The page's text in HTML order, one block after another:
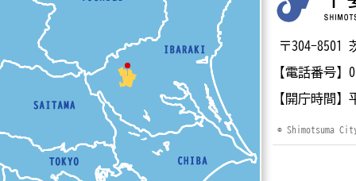
〒304-8501
【電話番号】
【開庁時間】
© Shimotsuma